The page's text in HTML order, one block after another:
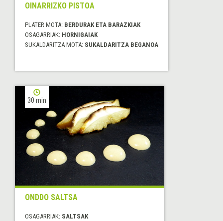
OINARRIZKO PISTOA
PLATER MOTA: BERDURAK ETA BARAZKIAK
OSAGARRIAK: HORNIGAIAK
SUKALDARITZA MOTA: SUKALDARITZA BEGANOA
30 min
ONDDO SALTSA
OSAGARRIAK: SALTSAK